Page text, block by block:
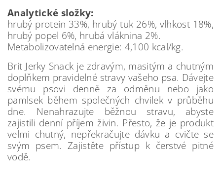
Analytické složky:
hrubý protein 33%, hrubý tuk 26%, vlhkost 18%,
hrubý popel 6%, hrubá vláknina 2%.
Metabolizovatelná energie: 4,100 kcal/kg.
Brit Jerky Snack je zdravým, masitým a chutným
doplňkem pravidelné stravy vašeho psa. Dávejte
svému psovi denně za odměnu nebo jako
pamlsek během společných chvilek v průběhu
dne. Nenahrazujte běžnou stravu, abyste
zajistili denní příjem živin. Přesto, že je produkt
velmi chutný, nepřekračujte dávku a cvičte se
svým psem. Zajistěte přístup k čerstvé pitné
vodě.